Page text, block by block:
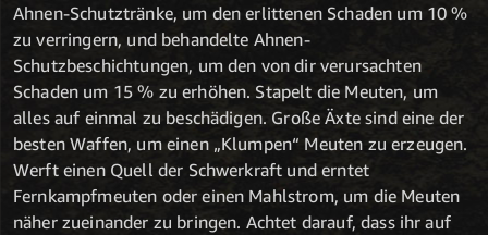
Ahnen-Schutztränke, um den erlittenen Schaden um 10 %
zu verringern, und behandelte Ahnen-
Schutzbeschichtungen, um den von dir verursachten
Schaden um 15 % zu erhöhen. Stapelt die Meuten, um
alles auf einmal zu beschädigen. Große Äxte sind eine der
besten Waffen, um einen „Klumpen“ Meuten zu erzeugen.
Werft einen Quell der Schwerkraft und erntet
Fernkampfmeuten oder einen Mahlstrom, um die Meuten
näher zueinander zu bringen. Achtet darauf, dass ihr auf